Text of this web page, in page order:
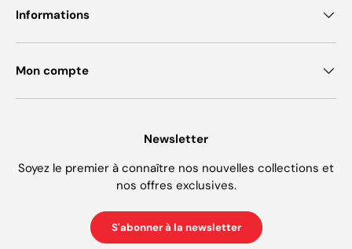
Informations
Mon compte
Newsletter
Soyez le premier à connaître nos nouvelles collections et
nos offres exclusives.
S'abonner à la newsletter